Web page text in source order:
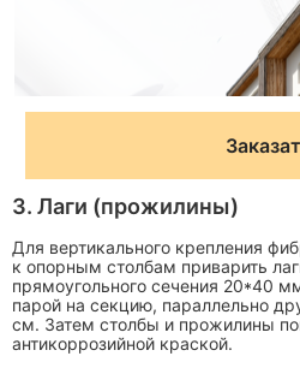
3. Лаги (прожилины)
Для вертикального крепления
к опорным столбам приварить
прямоугольного сечения 20*40
парой на секцию, параллельно
см. Затем столбы и прожилины
антикоррозийной краской.